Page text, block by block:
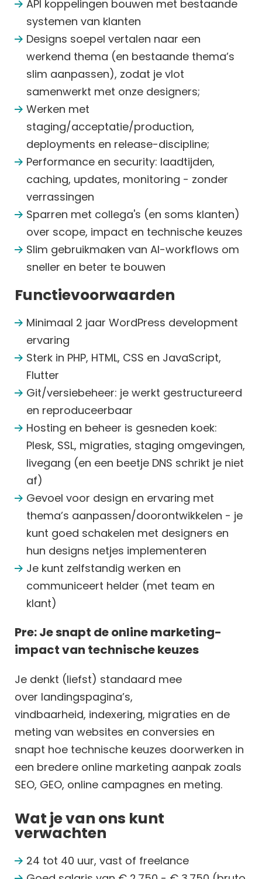
API koppelingen bouwen met bestaande
systemen van klanten
Designs soepel vertalen naar een
werkend thema (en bestaande thema’s
slim aanpassen), zodat je vlot
samenwerkt met onze designers;
Werken met
staging/acceptatie/production,
deployments en release-discipline;
Performance en security: laadtijden,
caching, updates, monitoring - zonder
verrassingen
Sparren met collega's (en soms klanten)
over scope, impact en technische keuzes
Slim gebruikmaken van AI-workflows om
sneller en beter te bouwen
Functievoorwaarden
Minimaal 2 jaar WordPress development
ervaring
Sterk in PHP, HTML, CSS en JavaScript,
Flutter
Git/versiebeheer: je werkt gestructureerd
en reproduceerbaar
Hosting en beheer is gesneden koek:
Plesk, SSL, migraties, staging omgevingen,
livegang (en een beetje DNS schrikt je niet
af)
Gevoel voor design en ervaring met
thema’s aanpassen/doorontwikkelen - je
kunt goed schakelen met designers en
hun designs netjes implementeren
Je kunt zelfstandig werken en
communiceert helder (met team en
klant)
Pre: Je snapt de online marketing-
impact van technische keuzes
Je denkt (liefst) standaard mee
over landingspagina’s,
vindbaarheid, indexering, migraties en de
meting van websites en conversies en
snapt hoe technische keuzes doorwerken in
een bredere online marketing aanpak zoals
SEO, GEO, online campagnes en meting.
Wat je van ons kunt
verwachten
24 tot 40 uur, vast of freelance